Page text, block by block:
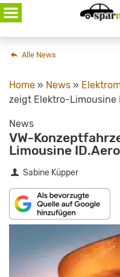
Skip
to
content
Alle News
Home » News »
zeigt Elektro-Limousine
News
VW-
Limousine ID.Aero
Sabine Küpper